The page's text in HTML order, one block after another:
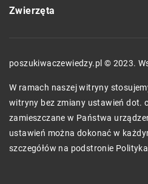
Zwierzęta
poszukiwaczewiedzy.pl © 2023.
W ramach naszej witryny
witryny bez zmiany ustawień dot.
zamieszczane w Państwa
ustawień można dokonać w
szczegółów na podstronie